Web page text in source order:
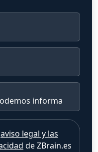
aviso legal y las
de ZBrain.es